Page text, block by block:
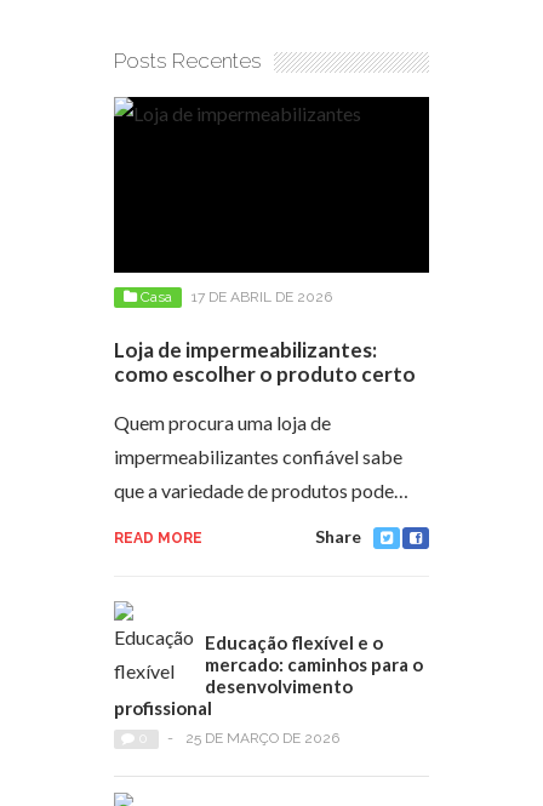
Posts Recentes
Casa 17 DE ABRIL DE 2026
Loja de impermeabilizantes:
como escolher o produto certo
Quem procura uma loja de
impermeabilizantes confiável sabe
que a variedade de produtos pode…
READ MORE Share
Educação flexível e o
mercado: caminhos para o
desenvolvimento
profissional
- 25 DE MARÇO DE 2026